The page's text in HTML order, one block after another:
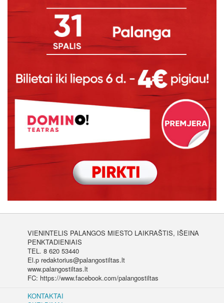
VIENINTELIS PALANGOS MIESTO LAIKRAŠTIS, IŠEINA
PENKTADIENIAIS
TEL. 8 620 53440
El.p redaktorius@palangostiltas.lt
www.palangostiltas.lt
FC: https://www.facebook.com/palangostiltas
KONTAKTAI